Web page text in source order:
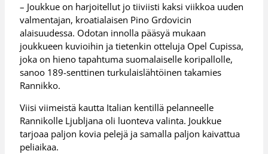
– Joukkue on harjoitellut jo tiiviisti kaksi viikkoa uuden
valmentajan, kroatialaisen Pino Grdovicin
alaisuudessa. Odotan innolla pääsyä mukaan
joukkueen kuvioihin ja tietenkin otteluja Opel Cupissa,
joka on hieno tapahtuma suomalaiselle koripallolle,
sanoo 189-senttinen turkulaislähtöinen takamies
Rannikko.
Viisi viimeistä kautta Italian kentillä pelanneelle
Rannikolle Ljubljana oli luonteva valinta. Joukkue
tarjoaa paljon kovia pelejä ja samalla paljon kaivattua
peliaikaa.